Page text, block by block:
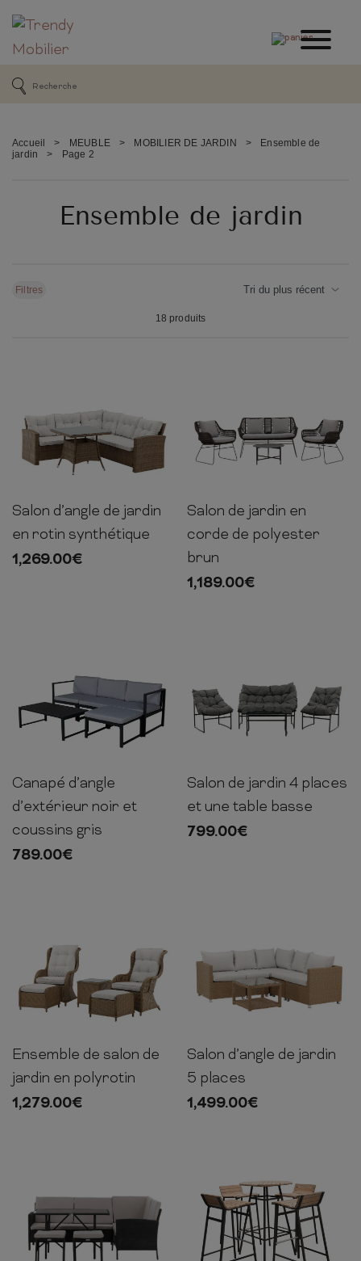
Accueil > MEUBLE > MOBILIER DE JARDIN >
Ensemble de
jardin
> Page 2
Ensemble de jardin
Filtres
18 produits
80cm
197-
197cm
75cm
Salon d’angle de jardin
en rotin synthétique
1,269.00€
Salon de jardin en
corde de polyester
brun
1,189.00€
65cm 200cm
Canapé d’angle
d’extérieur noir et
coussins gris
789.00€
Salon de jardin 4 places
et une table basse
799.00€
Ensemble de salon de
jardin en polyrotin
1,279.00€
70cm 200cm 69cm
Salon d’angle de jardin
5 places
1,499.00€